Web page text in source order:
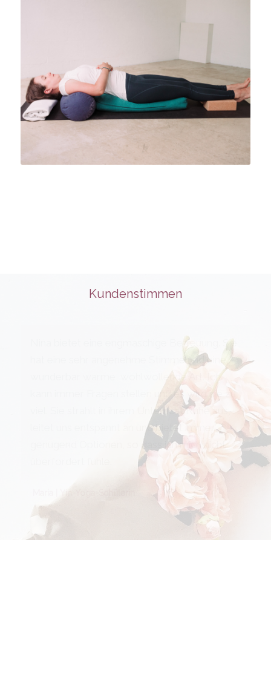
Kundenstimmen
Nina bietet eine engmaschige Betreuung. Sie
hat eine sehr angenehme Stimme und eine
wunderbar warme, wohlwollende Art. Ich
kann immer Fragen stellen und es wird nie zu
viel. Sie strahlt in ihrem Unterricht Ruhe aus,
leitet uns entspannt an und bietet immer
genügend Optionen, so dass ich mich nicht